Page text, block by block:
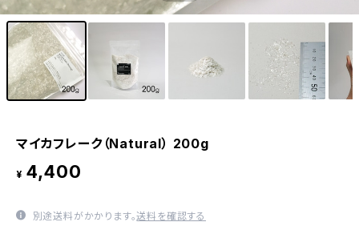
マイカフレーク（Natural） 200g
¥ 4,400
別途送料がかかります。送料を確認する